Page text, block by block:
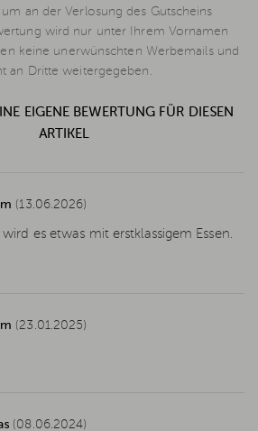
um an der Verlosung des Gutscheins
wird nur unter Ihrem Vornamen
keine unerwünschten Werbemails und
an Dritte weitergegeben.
EIGENE BEWERTUNG FÜR DIESEN
ARTIKEL
(13.06.2026)
es etwas mit erstklassigem Essen.
(23.01.2025)
(08.06.2024)